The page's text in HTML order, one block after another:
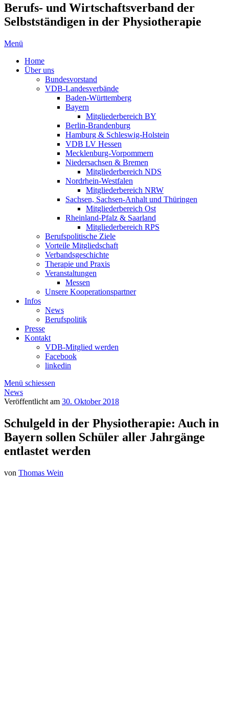
Berufs- und Wirtschaftsverband der
Selbstständigen in der Physiotherapie
Menü
Home
Über uns
Bundesvorstand
VDB-Landesverbände
Baden-Württemberg
Bayern
Mitgliederbereich BY
Berlin-Brandenburg
Hamburg & Schleswig-Holstein
VDB LV Hessen
Mecklenburg-Vorpommern
Niedersachsen & Bremen
Mitgliederbereich NDS
Nordrhein-Westfalen
Mitgliederbereich NRW
Sachsen, Sachsen-Anhalt und Thüringen
Mitgliederbereich Ost
Rheinland-Pfalz & Saarland
Mitgliederbereich RPS
Berufspolitische Ziele
Vorteile Mitgliedschaft
Verbandsgeschichte
Therapie und Praxis
Veranstaltungen
Messen
Unsere Kooperationspartner
Infos
News
Berufspolitik
Presse
Kontakt
VDB-Mitglied werden
Facebook
linkedin
Menü schiessen
News
Veröffentlicht am 30. Oktober 2018
Schulgeld in der Physiotherapie: Auch in
Bayern sollen Schüler aller Jahrgänge
entlastet werden
von Thomas Wein